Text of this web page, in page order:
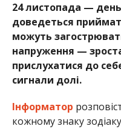
24 листопада —
доведеться
можуть
напруження —
прислухатися до
сигнали долі.
Інформатор
кожному знаку